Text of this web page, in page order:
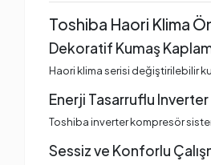
Toshiba Haori Klima
Dekoratif Kumaş
Haori klima serisi değiştirilebilir
Enerji Tasarruflu
Toshiba inverter kompresör
Sessiz ve Konforlu